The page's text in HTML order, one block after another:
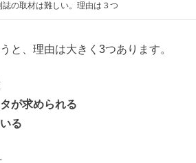
誌の取材は難しい。理由は３つ
と、理由は大きく3つあります。
が求められる
る